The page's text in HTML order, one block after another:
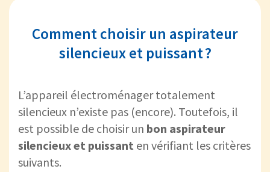
Comment choisir un aspirateur
silencieux et puissant ?
L’appareil électroménager totalement
silencieux n’existe pas (encore). Toutefois, il
est possible de choisir un bon aspirateur
silencieuxet puissant en vérifiant les critères
suivants.